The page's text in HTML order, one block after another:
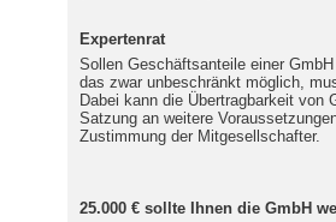
Expertenrat
Sollen Geschäftsanteile einer
das zwar unbeschränkt möglich,
Dabei kann die Übertragbarkeit von
Satzung an weitere
Zustimmung der Mitgesellschafter.
25.000 € sollte Ihnen die GmbH